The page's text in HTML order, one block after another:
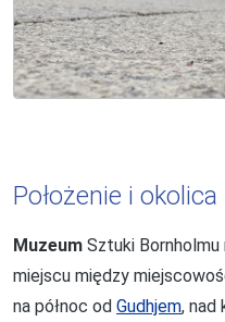
Położenie i okolica
Muzeum Sztuki
miejscu między
na północ od Gudhjem, nad